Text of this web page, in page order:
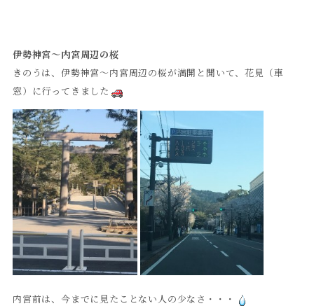
伊勢神宮～内宮周辺の桜
きのうは、伊勢神宮～内宮周辺の桜が満開と聞いて、花見（車
窓）に行ってきました
内宮前は、今までに見たことない人の少なさ・・・